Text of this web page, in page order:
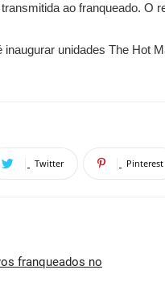
ao franqueado. O
unidades The Hot
Twitter Pinterest
franqueados no